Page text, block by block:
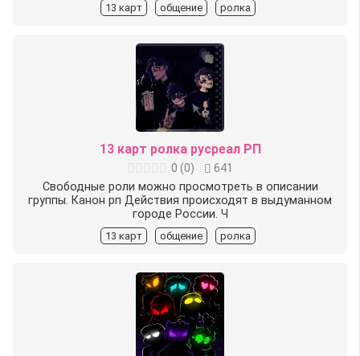
13 карт общение ролка
13 карт ролка русреал РП
0 (0)
641
Свободные роли можно просмотреть в описании
группы. Канон рп Действия происходят в выдуманном
городе России. Ч
13 карт общение ролка